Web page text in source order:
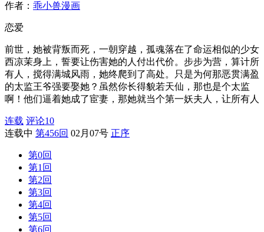
作者： 乖小兽漫画
恋爱
前世，她被背叛而死，一朝穿越，孤魂落在了命运相似的少女
西凉茉身上，誓要让伤害她的人付出代价。步步为营，算计所
有人，搅得满城风雨，她终爬到了高处。只是为何那恶贯满盈
的太监王爷强要娶她？虽然你长得貌若天仙，那也是个太监
啊！他们逼着她成了宦妻，那她就当个第一妖夫人，让所有人
连载 评论10
连载中 第456回 02月07号 正序
第0回
第1回
第2回
第3回
第4回
第5回
第6回